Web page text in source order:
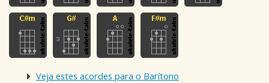
Veja estes acordes para o Barítono